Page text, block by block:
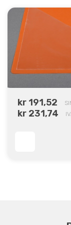
kr 191,52
kr 231,74